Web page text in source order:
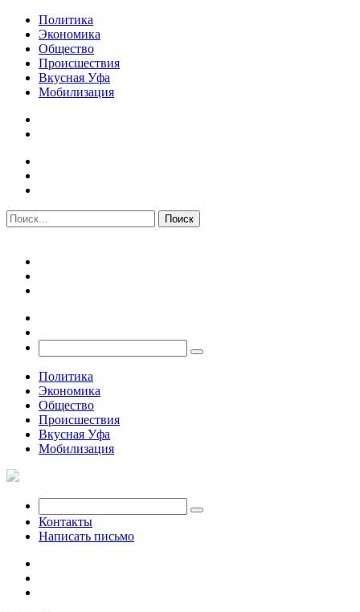
Политика
Экономика
Общество
Происшествия
Вкусная Уфа
Мобилизация
Политика
Экономика
Общество
Происшествия
Вкусная Уфа
Мобилизация
Контакты
Написать письмо